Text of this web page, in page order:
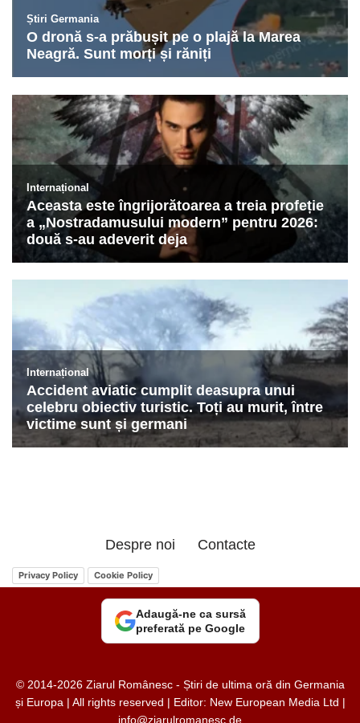
Despre noi Contacte
Privacy Policy Cookie Policy
Adaugă-ne ca sursă
preferată pe Google
© 2014-2026 Ziarul Românesc - Știri de ultima oră din Germania
și Europa | All rights reserved | Editor: New European Media Ltd |
info@ziarulromanesc.de